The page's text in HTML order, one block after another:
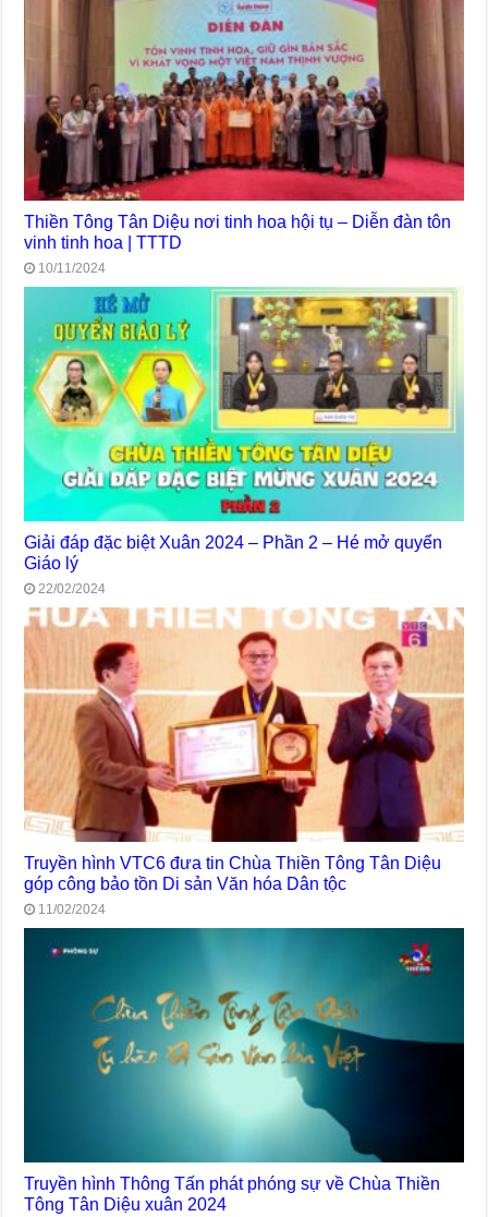
Thiền Tông Tân Diệu nơi tinh hoa hội tụ – Diễn đàn tôn
vinh tinh hoa | TTTD
10/11/2024
Giải đáp đặc biệt Xuân 2024 – Phần 2 – Hé mở quyển
Giáo lý
22/02/2024
Truyền hình VTC6 đưa tin Chùa Thiền Tông Tân Diệu
góp công bảo tồn Di sản Văn hóa Dân tộc
11/02/2024
Truyền hình Thông Tấn phát phóng sự về Chùa Thiền
Tông Tân Diệu xuân 2024